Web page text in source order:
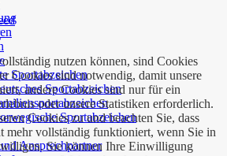
Sportabzeichen
Sportabzeichen
Sportabzeichen
Ansprechpartner
nutzen können, sind Cookies
Cookies sind notwendig, damit unsere
andere Cookies sind nur für ein
oder unsere Statistiken erforderlich.
Cookies zu und beachten Sie, dass
mehr vollständig funktioniert, wenn Sie in
Sie können Ihre Einwilligung